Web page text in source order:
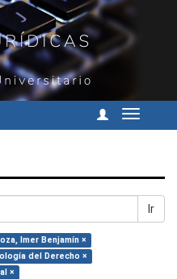
Cambiar
Ir
Imer Benjamín ×
del Derecho ×
×